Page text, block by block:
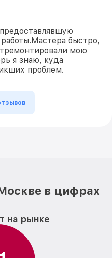
быстро,
мою
я знаю, куда
проблем.
в цифрах
на рынке